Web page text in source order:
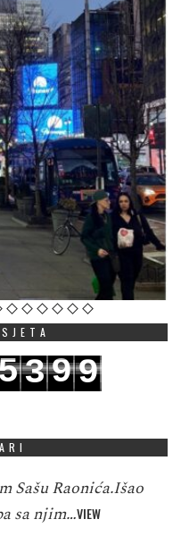
399
Sašu Raonića.Išao
sa njim…VIEW